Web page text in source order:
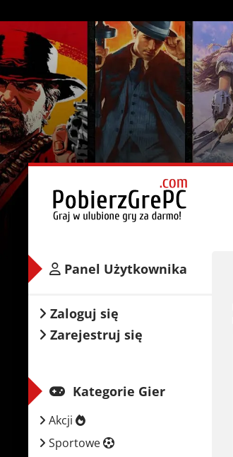
Panel Użytkownika
Zaloguj się
Zarejestruj się
Kategorie Gier
Akcji
Sportowe